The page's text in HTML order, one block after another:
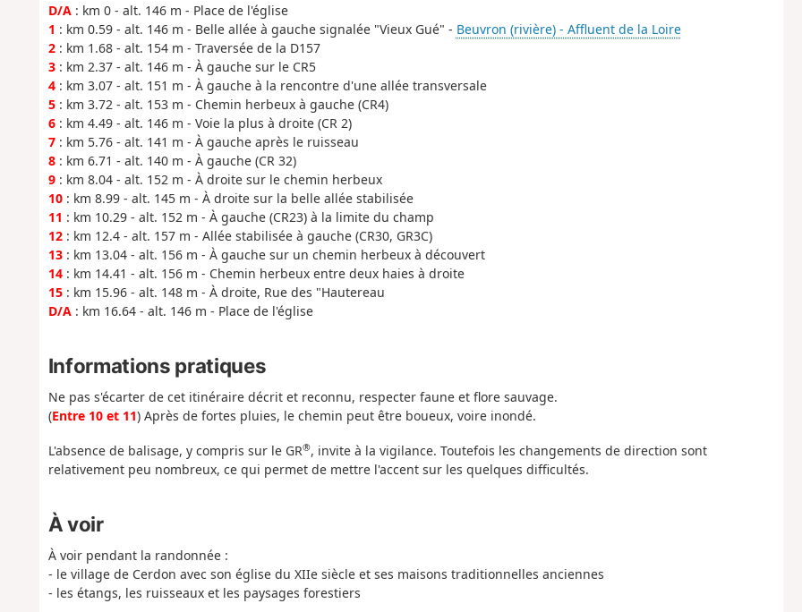
D/A: km 0 - alt. 146 m - Place de l'église
1 : km 0.59 - alt. 146 m - Belle allée à gauche signalée "Vieux Gué" - Beuvron (rivière) - Affluent de la Loire
2: km 1.68 - alt. 154 m - Traversée de la D157
3: km 2.37 - alt. 146 m - À gauche sur le CR5
4: km 3.07 - alt. 151 m - À gauche à la rencontre d'une allée transversale
5: km 3.72 - alt. 153 m - Chemin herbeux à gauche (CR4)
6: km 4.49 - alt. 146 m - Voie la plus à droite (CR 2)
7: km 5.76 - alt. 141 m - À gauche après le ruisseau
8: km 6.71 - alt. 140 m - À gauche (CR 32)
9: km 8.04 - alt. 152 m - À droite sur le chemin herbeux
10: km 8.99 - alt. 145 m - À droite sur la belle allée stabilisée
11 : km 10.29 - alt. 152 m - À gauche (CR23) à la limite du champ
12: km 12.4 - alt. 157 m - Allée stabilisée à gauche (CR30, GR3C)
13: km 13.04 - alt. 156 m - À gauche sur un chemin herbeux à découvert
14: km 14.41 - alt. 156 m - Chemin herbeux entre deux haies à droite
15: km 15.96 - alt. 148 m - À droite, Rue des "Hautereau
D/A: km 16.64 - alt. 146 m - Place de l'église
Informations pratiques
Ne pas s'écarter de cet itinéraire décrit et reconnu, respecter faune et flore sauvage.
(Entre 10 et 11) Après de fortes pluies, le chemin peut être boueux, voire inondé.
L'absence de balisage, y compris sur le GR®, invite à la vigilance. Toutefois les changements de direction sont
relativement peu nombreux, ce qui permet de mettre l'accent sur les quelques difficultés.
À voir
À voir pendant la randonnée :
- le village de Cerdon avec son église du XIIe siècle et ses maisons traditionnelles anciennes
- les étangs, les ruisseaux et les paysages forestiers